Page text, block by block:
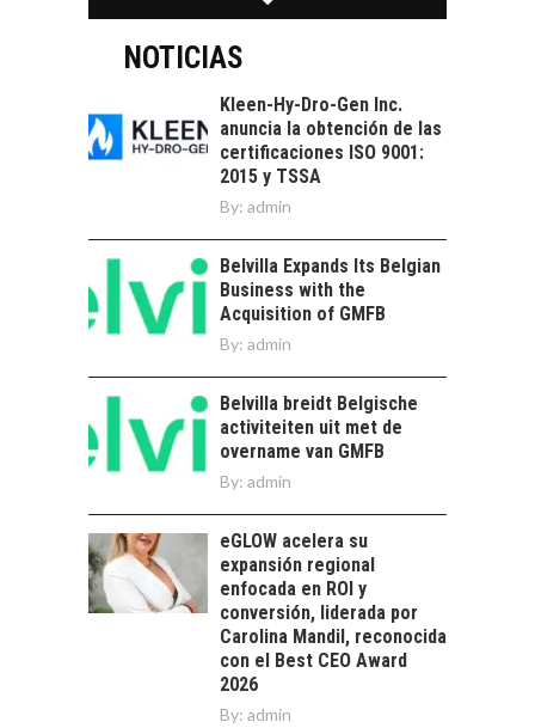
Chile:…
DESIERTO DE
ATACAMA:
OPORTUNIDADES
PARA EL
DESARROLLO LOCAL
El Desierto de
Atacama: Motor
Estratégico para el
LA INDUSTRIA
FRENTE AL DESAFÍO
DE LA
SOSTENIBILIDAD
Minería chilena: un
el reto ineludible de…
CHILE COMO HUB
TECNOLÓGICO DE
AMÉRICA LATINA:
AVANCES Y DESAFÍOS
Chile como hub
tecnológico de
América Latina:
avances y desafíos…
LA
TRANSFORMACIÓN
DE LOS RECURSOS
HUMANOS EN LAS
EMPRESAS
CHILENAS
NOTICIAS
Kleen-Hy-Dro-Gen Inc.
anuncia la obtención de las
certificaciones ISO 9001:
2015 y TSSA
By: admin
Belvilla Expands Its Belgian
Business with the
Acquisition of GMFB
By: admin
Belvilla breidt Belgische
activiteiten uit met de
overname van GMFB
By: admin
eGLOW acelera su
expansión regional
enfocada en ROI y
conversión, liderada por
Carolina Mandil, reconocida
con el Best CEO Award
2026
By: admin